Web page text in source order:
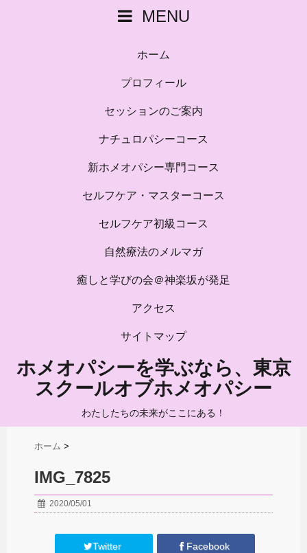
MENU
ホーム
プロフィール
セッションのご案内
ナチュロパシーコース
新ホメオパシー専門コース
セルフケア・マスターコース
セルフケア初級コース
自然療法のメルマガ
癒しと学びの会＠神楽坂が発足
アクセス
サイトマップ
ホメオパシーを学ぶなら、東京
スクールオブホメオパシー
わたしたちの未来がここにある！
ホーム >
IMG_7825
2020/05/01
Twitter Facebook